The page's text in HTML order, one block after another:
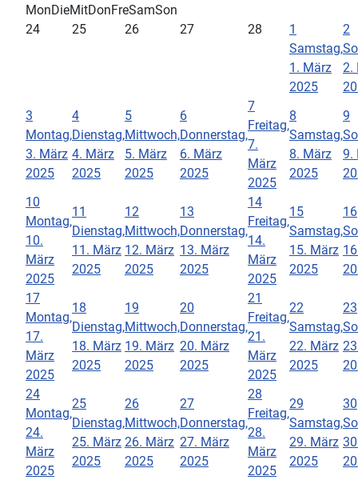
MonDieMitDonFreSamSon
24
25 26 27 28
1
Samstag,
1. März
2025
2
2.
3
Montag,
3. März
2025
4
Dienstag,
4. März
2025
5
Mittwoch,
5. März
2025
6
Donnerstag,
6. März
2025
7
Freitag,
7.
März
2025
8
Samstag,
8. März
2025
9
9.
10
Montag,
10.
März
2025
11
Dienstag,
11. März
2025
12
Mittwoch,
12. März
2025
13
Donnerstag,
13. März
2025
14
Freitag,
14.
März
2025
15
Samstag,
15. März
2025
16
17
Montag,
17.
März
2025
18
Dienstag,
18. März
2025
19
Mittwoch,
19. März
2025
20
Donnerstag,
20. März
2025
21
Freitag,
21.
März
2025
22
Samstag,
22. März
2025
23
24
Montag,
24.
März
2025
25
Dienstag,
25. März
2025
26
Mittwoch,
26. März
2025
27
Donnerstag,
27. März
2025
28
Freitag,
28.
März
2025
29
Samstag,
29. März
2025
30